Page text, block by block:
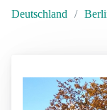
Deutschland